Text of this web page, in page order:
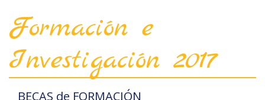
Formación e
Investigación 2017
BECAS de FORMACIÓN